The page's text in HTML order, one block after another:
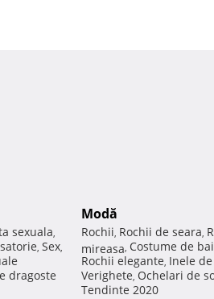
sexuala,
, Sex,
dragoste
Modă
Rochii, Rochii de seara,
mireasa, Costume de
Rochii elegante, Inele
Verighete, Ochelari de
Tendinte 2020